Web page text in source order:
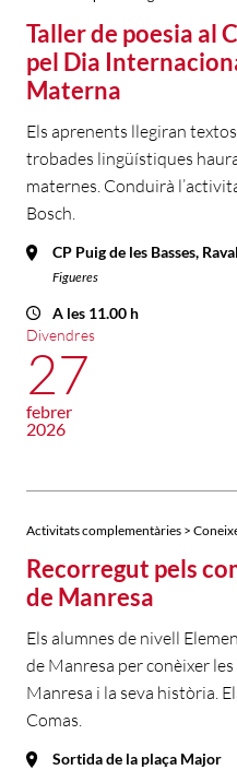
Taller de poesia al
pel Dia
Materna
Els aprenents llegiran
trobades lingüístiques
maternes. Conduirà
Bosch.
CP Puig de les Basses,
Figueres
A les 11.00 h
Divendres
27
febrer
2026
Activitats complementàries >
Recorregut pels
de Manresa
Els alumnes de nivell
de Manresa per conèixer
Manresa i la seva història.
Comas.
Sortida de la plaça Major